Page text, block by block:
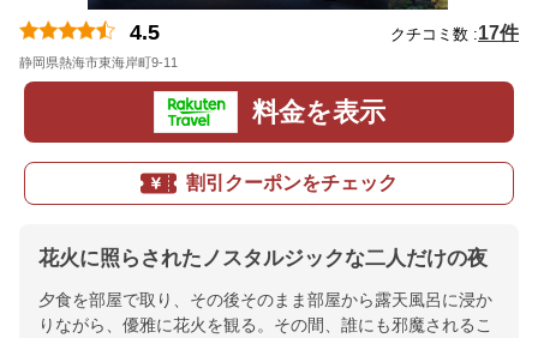
4.5 クチコミ数 :17件
静岡県熱海市東海岸町9-11
料金を表示
割引クーポンをチェック
花火に照らされたノスタルジックな二人だけの夜
夕食を部屋で取り、その後そのまま部屋から露天風呂に浸か
りながら、優雅に花火を観る。その間、誰にも邪魔されるこ